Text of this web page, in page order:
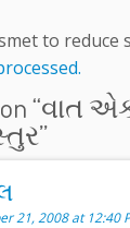
to reduce
“વાત
”
21, 2008 at 12:40